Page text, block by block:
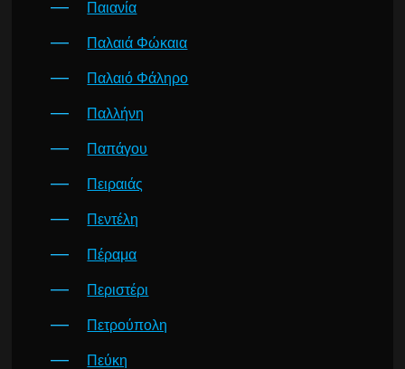
Παιανία
Παλαιά Φώκαια
Παλαιό Φάληρο
Παλλήνη
Παπάγου
Πειραιάς
Πεντέλη
Πέραμα
Περιστέρι
Πετρούπολη
Πεύκη